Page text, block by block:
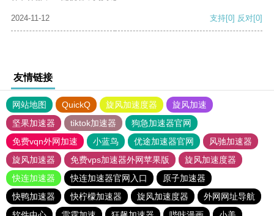
2024-11-12 支持[0] 反对[0]
友情链接
网站地图 QuickQ 旋风加速度器
旋风加速
坚果加速器
tiktok加速器
狗急加速器官网
免费vqn外网加速
小蓝鸟 优途加速器官网
风驰加速器
旋风加速器
免费vps加速器外网苹果版
旋风加速度器
快连加速器
快连加速器官网入口
原子加速器
快鸭加速器
快柠檬加速器 旋风加速度器
外网网址导航